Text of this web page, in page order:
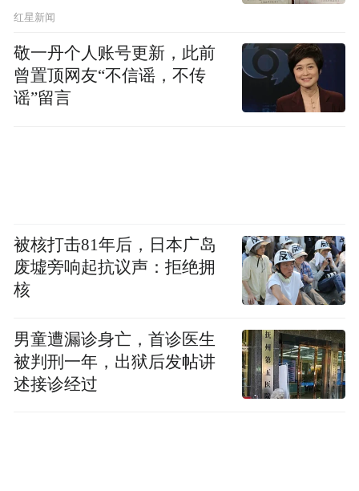
它将考验企业真正的爆发力与成长力。
红星新闻
敬一丹个人账号更新，此前
曾置顶网友“不信谣，不传
谣”留言
被核打击81年后，日本广岛
废墟旁响起抗议声：拒绝拥
核
男童遭漏诊身亡，首诊医生
被判刑一年，出狱后发帖讲
述接诊经过